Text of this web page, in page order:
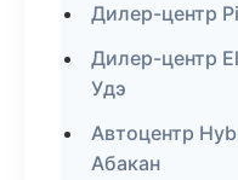
Дилер-центр
Дилер-центр
Удэ
Автоцентр
Абакан